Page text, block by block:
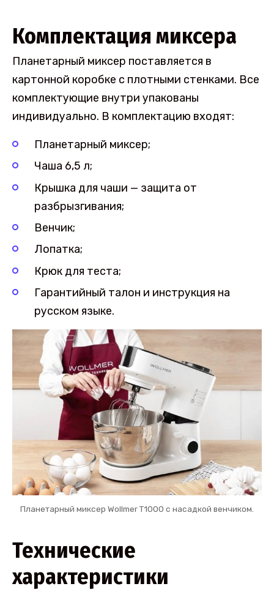
Комплектация миксера
Планетарный миксер поставляется в
картонной коробке с плотными стенками. Все
комплектующие внутри упакованы
индивидуально. В комплектацию входят:
Планетарный миксер;
Чаша 6,5 л;
Крышка для чаши — защита от
разбрызгивания;
Венчик;
Лопатка;
Крюк для теста;
Гарантийный талон и инструкция на
русском языке.
Планетарный миксер Wollmer T1000 с насадкой венчиком.
Технические
характеристики